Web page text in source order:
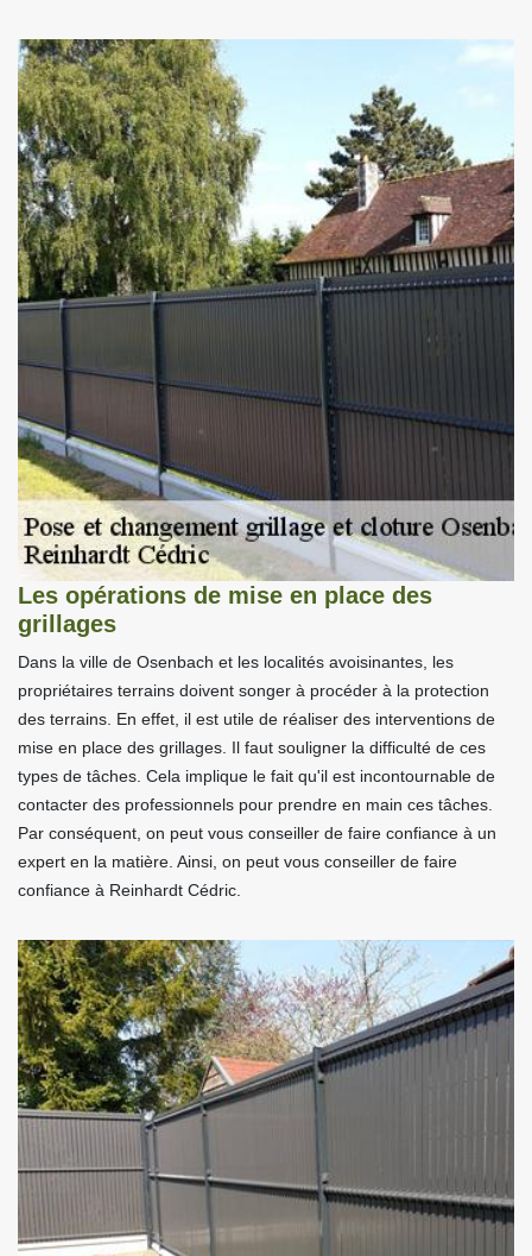
Les opérations de mise en place des
grillages
Dans la ville de Osenbach et les localités avoisinantes, les
propriétaires terrains doivent songer à procéder à la protection
des terrains. En effet, il est utile de réaliser des interventions de
mise en place des grillages. Il faut souligner la difficulté de ces
types de tâches. Cela implique le fait qu'il est incontournable de
contacter des professionnels pour prendre en main ces tâches.
Par conséquent, on peut vous conseiller de faire confiance à un
expert en la matière. Ainsi, on peut vous conseiller de faire
confiance à Reinhardt Cédric.